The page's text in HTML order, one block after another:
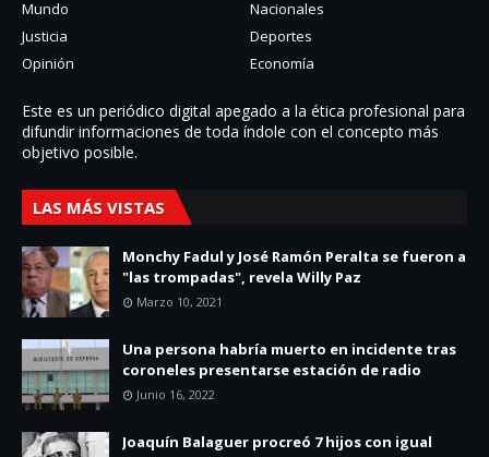
Mundo
Nacionales
Justicia
Deportes
Opinión
Economía
Este es un periódico digital apegado a la ética profesional para
difundir informaciones de toda í­ndole con el concepto más
objetivo posible.
LAS MÁS VISTAS
Monchy Fadul y José Ramón Peralta se fueron a
"las trompadas", revela Willy Paz
Marzo 10, 2021
Una persona habría muerto en incidente tras
coroneles presentarse estación de radio
Junio 16, 2022
Joaquín Balaguer procreó 7 hijos con igual